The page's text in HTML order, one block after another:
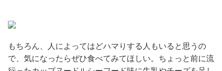
もちろん、人によってはどハマりする人もいると思うの
で、気になったらぜひ食べてみてほしい。ちょっと前に流